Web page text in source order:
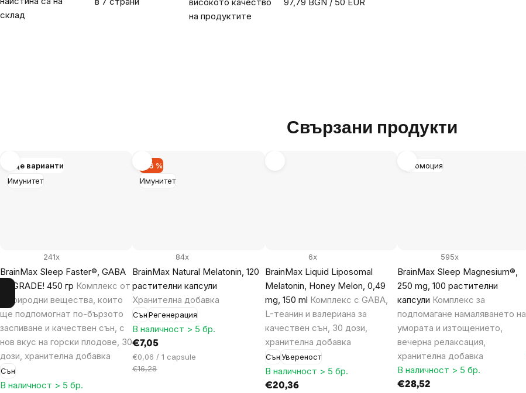
склад
на продуктите
Свързани продукти
Имунитет
Още варианти
BrainMax Sleep Faster®, GABA
UPGRADE! 450 гр Комплекс от
8 природни вещества, които
ще подпомогнат по-бързото
заспиване и качествен сън, с
нов вкус на горски плодове, 30
дози, хранителна добавка
Сън
241x
В наличност > 5 бр.
Имунитет
–56 %
BrainMax Natural Melatonin, 120
растителни капсули
Хранителна добавка
Сън Регенерация
84x
В наличност > 5 бр.
€7,05
Цена
за
€0,06 / 1 capsule
€16,28
BrainMax Liquid Liposomal
Melatonin, Honey Melon, 0,49
mg, 150 ml Комплекс с GABA,
L-теанин и валериана за
качествен сън, 30 дози,
хранителна добавка
СънУвереност
6x
В наличност > 5 бр.
€20,36
Промоция
BrainMax Sleep Magnesium®,
250 mg, 100 растителни
капсули Комплекс за
подпомагане намаляването на
умората и изтощението,
вечерна релаксация,
хранителна добавка
595x
В наличност > 5 бр.
€28,52